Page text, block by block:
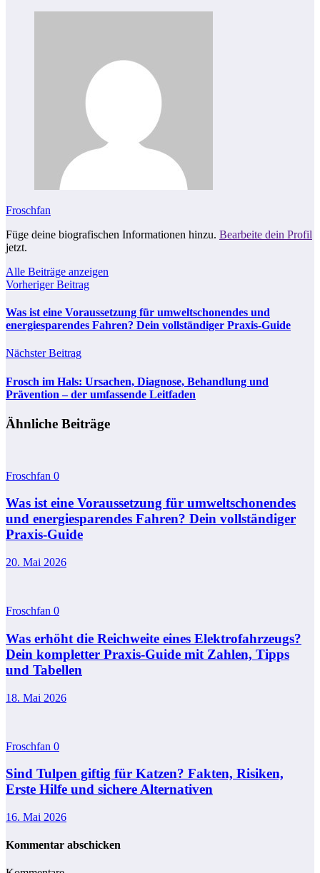
Froschfan
Füge deine biografischen Informationen hinzu. Bearbeite dein Profil
jetzt.
Alle Beiträge anzeigen
Vorheriger Beitrag
Was ist eine Voraussetzung für umweltschonendes und
energiesparendes Fahren? Dein vollständiger Praxis-Guide
Nächster Beitrag
Frosch im Hals: Ursachen, Diagnose, Behandlung und
Prävention – der umfassende Leitfaden
Ähnliche Beiträge
Froschfan 0
Was ist eine Voraussetzung für umweltschonendes
und energiesparendes Fahren? Dein vollständiger
Praxis-Guide
20. Mai 2026
Froschfan 0
Was erhöht die Reichweite eines Elektrofahrzeugs?
Dein kompletter Praxis-Guide mit Zahlen, Tipps
und Tabellen
18. Mai 2026
Froschfan 0
Sind Tulpen giftig für Katzen? Fakten, Risiken,
Erste Hilfe und sichere Alternativen
16. Mai 2026
Kommentar abschicken